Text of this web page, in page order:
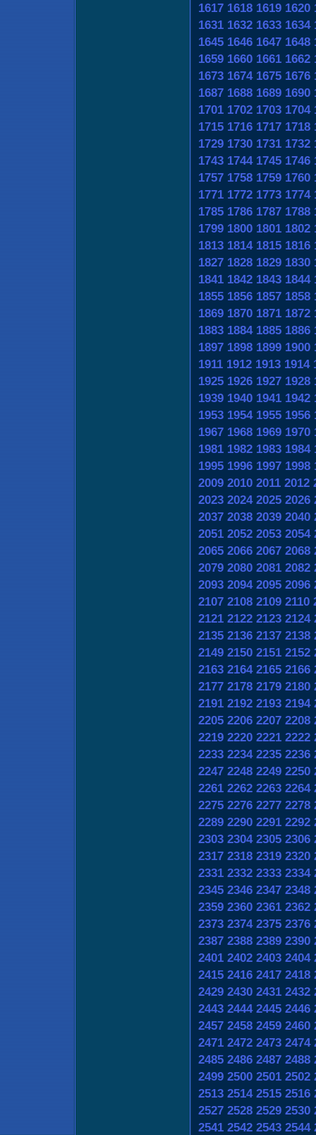
1617 1618 1619 1620
1631 1632 1633 1634
1645 1646 1647 1648
1659 1660 1661 1662
1673 1674 1675 1676
1687 1688 1689 1690
1701 1702 1703 1704
1715 1716 1717 1718
1729 1730 1731 1732
1743 1744 1745 1746
1757 1758 1759 1760
1771 1772 1773 1774
1785 1786 1787 1788
1799 1800 1801 1802
1813 1814 1815 1816
1827 1828 1829 1830
1841 1842 1843 1844
1855 1856 1857 1858
1869 1870 1871 1872
1883 1884 1885 1886
1897 1898 1899 1900
1911 1912 1913 1914
1925 1926 1927 1928
1939 1940 1941 1942
1953 1954 1955 1956
1967 1968 1969 1970
1981 1982 1983 1984
1995 1996 1997 1998
2009 2010 2011 2012
2023 2024 2025 2026
2037 2038 2039 2040
2051 2052 2053 2054
2065 2066 2067 2068
2079 2080 2081 2082
2093 2094 2095 2096
2107 2108 2109 2110
2121 2122 2123 2124
2135 2136 2137 2138
2149 2150 2151 2152
2163 2164 2165 2166
2177 2178 2179 2180
2191 2192 2193 2194
2205 2206 2207 2208
2219 2220 2221 2222
2233 2234 2235 2236
2247 2248 2249 2250
2261 2262 2263 2264
2275 2276 2277 2278
2289 2290 2291 2292
2303 2304 2305 2306
2317 2318 2319 2320
2331 2332 2333 2334
2345 2346 2347 2348
2359 2360 2361 2362
2373 2374 2375 2376
2387 2388 2389 2390
2401 2402 2403 2404
2415 2416 2417 2418
2429 2430 2431 2432
2443 2444 2445 2446
2457 2458 2459 2460
2471 2472 2473 2474
2485 2486 2487 2488
2499 2500 2501 2502
2513 2514 2515 2516
2527 2528 2529 2530
2541 2542 2543 2544